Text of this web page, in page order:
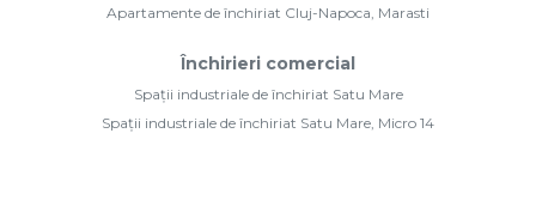
Apartamente de închiriat Cluj-Napoca, Marasti
Închirieri comercial
Spații industriale de închiriat Satu Mare
Spații industriale de închiriat Satu Mare, Micro 14